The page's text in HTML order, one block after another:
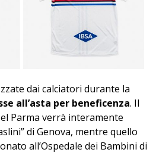
dai calciatori durante la
all’asta per beneficenza. Il
Parma verrà interamente
di Genova, mentre quello
all’Ospedale dei Bambini di